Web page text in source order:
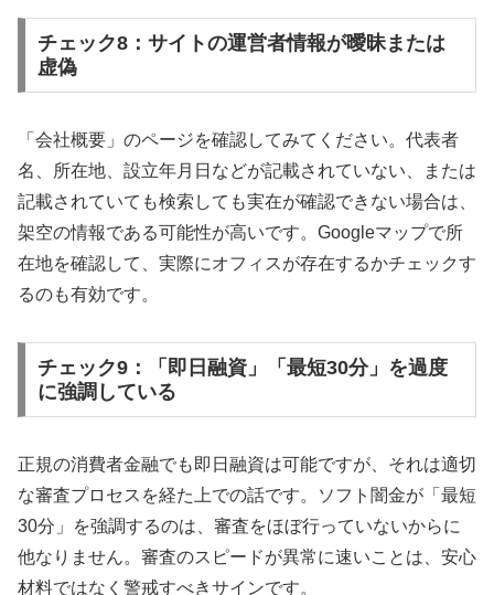
チェック8：サイトの運営者情報が曖昧または
虚偽
「会社概要」のページを確認してみてください。代表者
名、所在地、設立年月日などが記載されていない、または
記載されていても検索しても実在が確認できない場合は、
架空の情報である可能性が高いです。Googleマップで所
在地を確認して、実際にオフィスが存在するかチェックす
るのも有効です。
チェック9：「即日融資」「最短30分」を過度
に強調している
正規の消費者金融でも即日融資は可能ですが、それは適切
な審査プロセスを経た上での話です。ソフト闇金が「最短
30分」を強調するのは、審査をほぼ行っていないからに
他なりません。審査のスピードが異常に速いことは、安心
材料ではなく警戒すべきサインです。